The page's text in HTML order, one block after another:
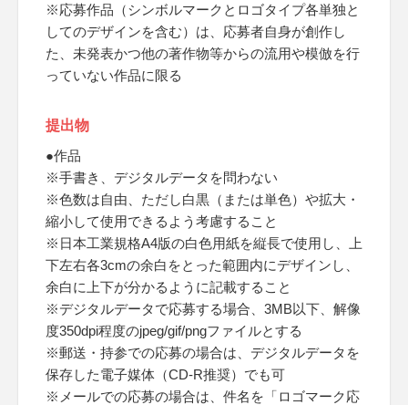
※応募作品（シンボルマークとロゴタイプ各単独と
してのデザインを含む）は、応募者自身が創作し
た、未発表かつ他の著作物等からの流用や模倣を行
っていない作品に限る
提出物
●作品
※手書き、デジタルデータを問わない
※色数は自由、ただし白黒（または単色）や拡大・
縮小して使用できるよう考慮すること
※日本工業規格A4版の白色用紙を縦長で使用し、上
下左右各3cmの余白をとった範囲内にデザインし、
余白に上下が分かるように記載すること
※デジタルデータで応募する場合、3MB以下、解像
度350dpi程度のjpeg/gif/pngファイルとする
※郵送・持参での応募の場合は、デジタルデータを
保存した電子媒体（CD-R推奨）でも可
※メールでの応募の場合は、件名を「ロゴマーク応